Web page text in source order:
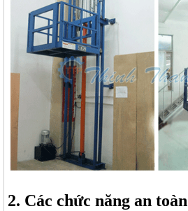
2. Các chức năng an toàn